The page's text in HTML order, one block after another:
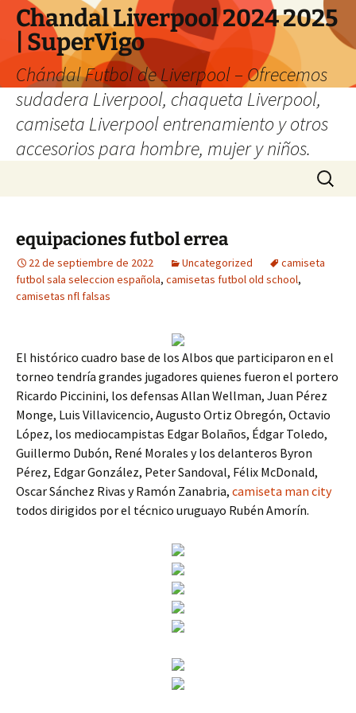
Chandal Liverpool 2024 2025
| SuperVigo
Chándal Futbol de Liverpool – Ofrecemos
sudadera Liverpool, chaqueta Liverpool,
camiseta Liverpool entrenamiento y otros
accesorios para hombre, mujer y niños.
Buscar:
equipaciones futbol errea
22 de septiembre de 2022 Uncategorized
camiseta
futbol sala seleccion española, camisetas futbol old school,
camisetas nfl falsas
El histórico cuadro base de los Albos que participaron en el
torneo tendría grandes jugadores quienes fueron el portero
Ricardo Piccinini, los defensas Allan Wellman, Juan Pérez
Monge, Luis Villavicencio, Augusto Ortiz Obregón, Octavio
López, los mediocampistas Edgar Bolaños, Édgar Toledo,
Guillermo Dubón, René Morales y los delanteros Byron
Pérez, Edgar González, Peter Sandoval, Félix McDonald,
Oscar Sánchez Rivas y Ramón Zanabria, camiseta man city
todos dirigidos por el técnico uruguayo Rubén Amorín.